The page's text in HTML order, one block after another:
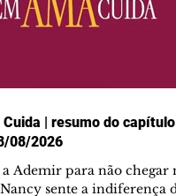
Cuida | resumo do
08/2026
Ademir para não chegar
sente a indiferença